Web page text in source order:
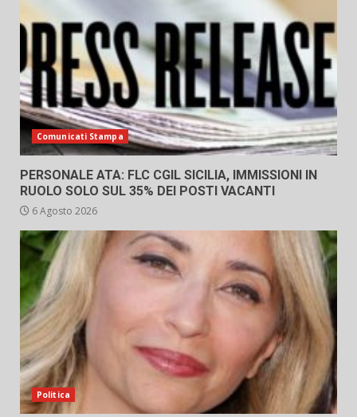
Comunicati Stampa
PERSONALE ATA: FLC CGIL SICILIA, IMMISSIONI IN
RUOLO SOLO SUL 35% DEI POSTI VACANTI
6 Agosto 2026
Politica